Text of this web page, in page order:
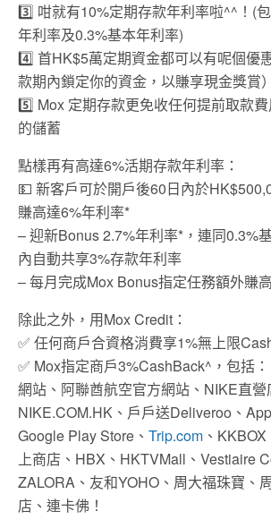
3️⃣ 咁就有10%定期存款年利率啦^^！(
年利率及0.3%基本年利率)
4️⃣ 首HK$5萬定期資金都可以有呢個優
款期內鎖定你的資金，以賺享現金獎賞）
5️⃣ Mox 定期存款更免收任何提前取款
的儲蓄
點樣再有高達6%活期存款年利率：
💵 新客戶可於開戶後60日內於
賺高達6%年利率*
– 迎新Bonus 2.7%年利率*，連同0.3%
內自動共享3%存款年利率
– 每月完成Mox Bonus指定任務額外賺
除此之外，用Mox Credit：
✅ 任何商戶合資格消費享1%無上限
✅ Mox指定商戶3%CashBack^，包括
網站、阿聯酋航空官方網站、NIKE直營
NIKE.COM.HK、戶戶送Deliveroo、
Google Play Store、 Trip.com 、
上商店、HBX、HKTVMall、Vestiaire
ZALORA、友和YOHO、周大福珠寶、
店、連卡佛！